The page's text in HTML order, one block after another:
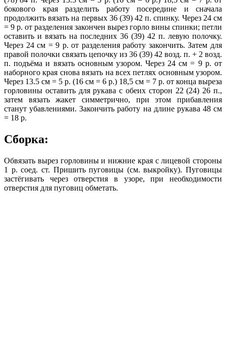
бокового края разделить работу посередине и сначала
продолжить вязать на первых 36 (39) 42 п. спинку. Через 24 см
= 9 р. от разделения закончен вырез горло вины спинки; петли
оставить и вязать на последних 36 (39) 42 п. левую полочку.
Через 24 см = 9 р. от разделения работу закончить. Затем для
правой полочки связать цепочку из 36 (39) 42 возд. п. + 2 возд.
п. подъёма и вязать основным узором. Через 24 см = 9 р. от
наборного края снова вязать на всех петлях основным узором.
Через 13.5 см = 5 р. (16 см = 6 р.) 18,5 см = 7 р. от конца выреза
горловины оставить для рукава с обеих сторон 22 (24) 26 п.,
затем вязать жакет симметрично, при этом прибавления
станут убавлениями. Закончить работу на длине рукава 48 см
= 18 р.
Сборка:
Обвязать вырез горловины и нижние края с лицевой стороны
1 р. соед. ст. Пришить пуговицы (см. выкройку). Пуговицы
застёгивать через отверстия в узоре, при необходимости
отверстия для пуговиц обметать.